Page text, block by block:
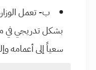
ب- تعمل
بشكل تدريجي في
سعياً إلى أعمامه